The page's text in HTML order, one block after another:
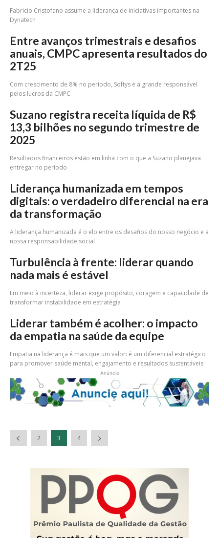
Fabricio Cristofano assume a liderança de iniciativas importantes na
Dynatech
Entre avanços trimestrais e desafios
anuais, CMPC apresenta resultados do
2T25
Com crescimento de 8% no período, Softys é a grande responsável
pelos lucros da CMPC
Suzano registra receita líquida de R$
13,3 bilhões no segundo trimestre de
2025
Resultados financeiros estão em linha com o que a Suzano planejava
entregar no período
Liderança humanizada em tempos
digitais: o verdadeiro diferencial na era
da transformação
A liderança humanizada é o elo entre os desafios do nosso negócio e a
nossa responsabilidade social
Turbulência à frente: liderar quando
nada mais é estável
Em meio à incerteza, liderar exige propósito, coragem e capacidade de
transformar instabilidade em estratégia
Liderar também é acolher: o impacto
da empatia na saúde da equipe
Empatia na liderança é mais que um valor: é um diferencial estratégico
para promover saúde mental, engajamento e resultados sustentáveis
Anúncio
2 3 4